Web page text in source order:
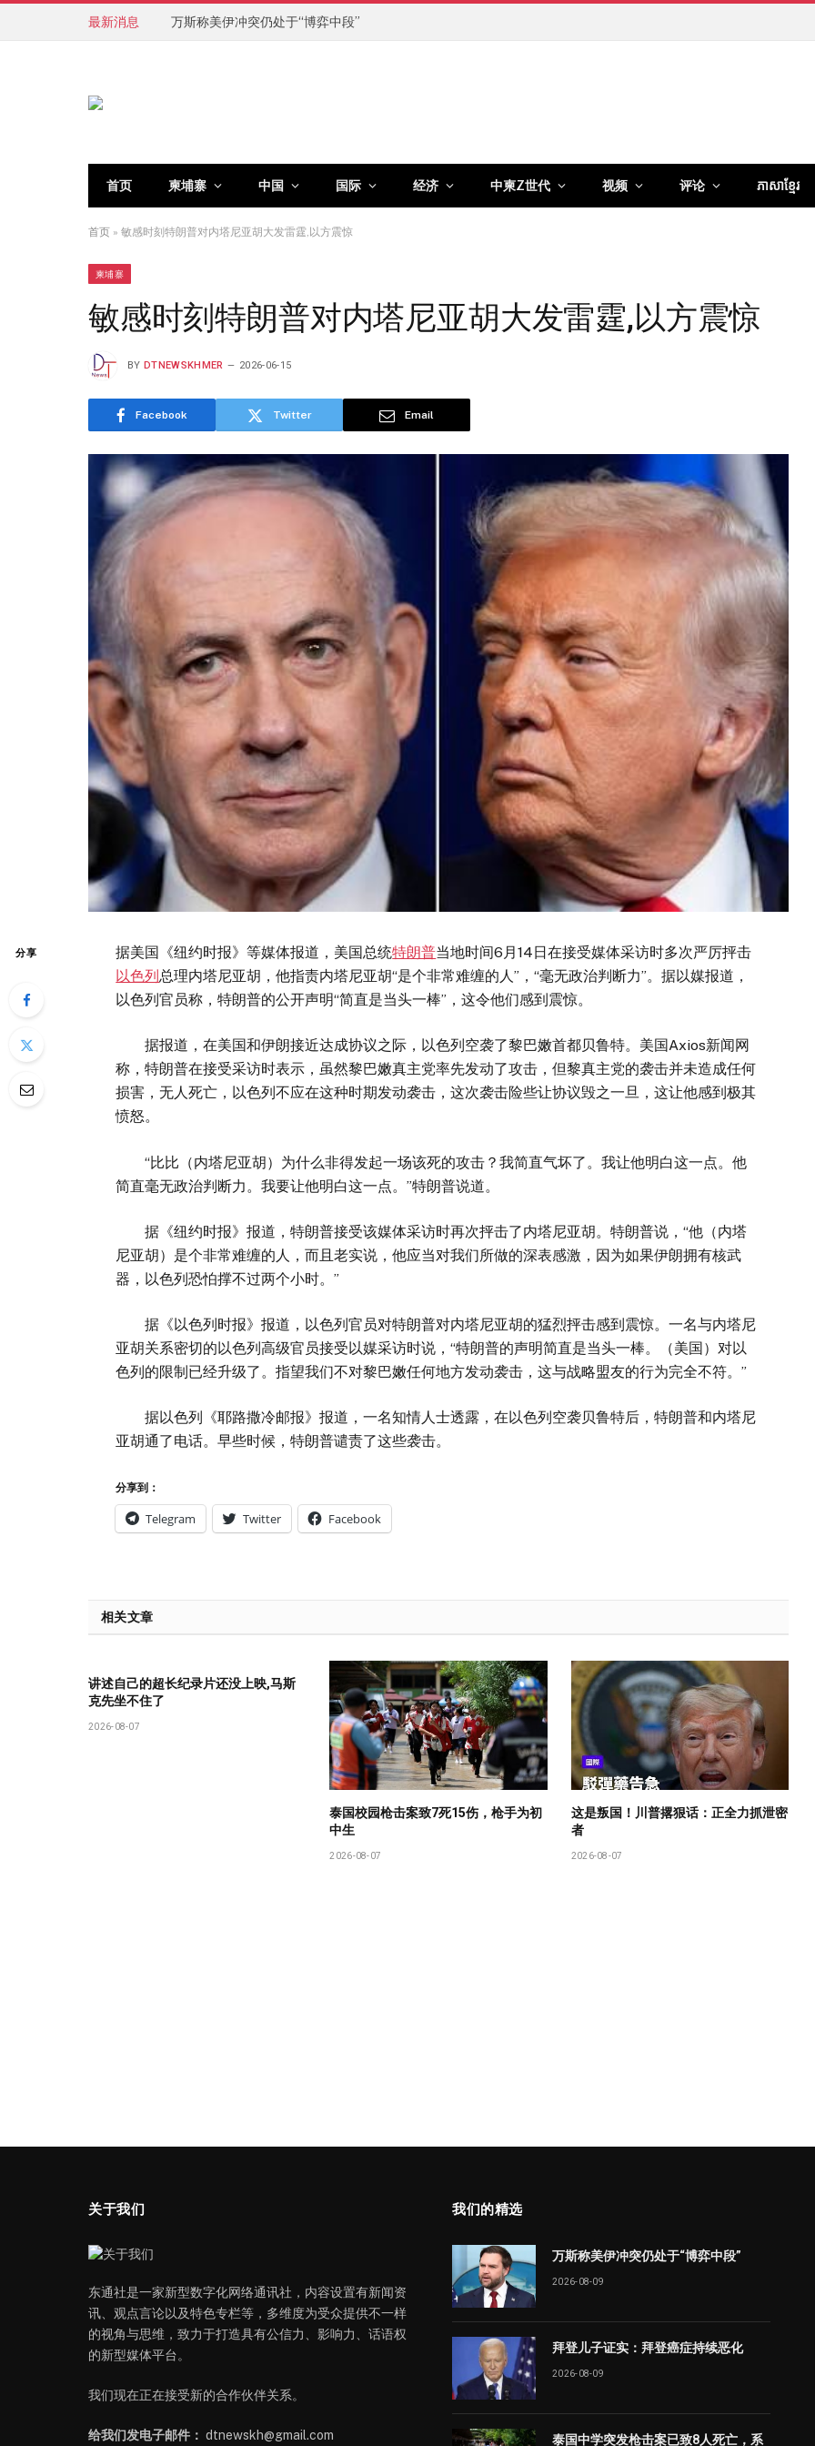
最新消息 万斯称美伊冲突仍处于“博弈中段”
首页 柬埔寨 中国 国际 经济 中柬Z世代 视频 评论 ភាសាខ្មែរ
首页 » 敏感时刻特朗普对内塔尼亚胡大发雷霆,以方震惊
柬埔寨
敏感时刻特朗普对内塔尼亚胡大发雷霆,以方震惊
BY DTNEWSKHMER 2026-06-15
Facebook Twitter Email
分享 据美国《纽约时报》等媒体报道，美国总统特朗普当地时间6月14日在接受媒体采访时多次严厉抨击
以色列总理内塔尼亚胡，他指责内塔尼亚胡“是个非常难缠的人”，“毫无政治判断力”。据以媒报道，
以色列官员称，特朗普的公开声明“简直是当头一棒”，这令他们感到震惊。
据报道，在美国和伊朗接近达成协议之际，以色列空袭了黎巴嫩首都贝鲁特。美国Axios新闻网
称，特朗普在接受采访时表示，虽然黎巴嫩真主党率先发动了攻击，但黎真主党的袭击并未造成任何
损害，无人死亡，以色列不应在这种时期发动袭击，这次袭击险些让协议毁之一旦，这让他感到极其
愤怒。
“比比（内塔尼亚胡）为什么非得发起一场该死的攻击？我简直气坏了。我让他明白这一点。他
简直毫无政治判断力。我要让他明白这一点。”特朗普说道。
据《纽约时报》报道，特朗普接受该媒体采访时再次抨击了内塔尼亚胡。特朗普说，“他（内塔
尼亚胡）是个非常难缠的人，而且老实说，他应当对我们所做的深表感激，因为如果伊朗拥有核武
器，以色列恐怕撑不过两个小时。”
据《以色列时报》报道，以色列官员对特朗普对内塔尼亚胡的猛烈抨击感到震惊。一名与内塔尼
亚胡关系密切的以色列高级官员接受以媒采访时说，“特朗普的声明简直是当头一棒。（美国）对以
色列的限制已经升级了。指望我们不对黎巴嫩任何地方发动袭击，这与战略盟友的行为完全不符。”
据以色列《耶路撒冷邮报》报道，一名知情人士透露，在以色列空袭贝鲁特后，特朗普和内塔尼
亚胡通了电话。早些时候，特朗普谴责了这些袭击。
分享到：
Telegram Twitter Facebook
相关文章
讲述自己的超长纪录片还没上映,马斯
克先坐不住了
2026-08-07
泰国校园枪击案致7死15伤，枪手为初
中生
2026-08-07
这是叛国！川普撂狠话：正全力抓泄密
者
2026-08-07
关于我们
东通社是一家新型数字化网络通讯社，内容设置有新闻资
讯、观点言论以及特色专栏等，多维度为受众提供不一样
的视角与思维，致力于打造具有公信力、影响力、话语权
的新型媒体平台。
我们现在正在接受新的合作伙伴关系。
给我们发电子邮件： dtnewskh@gmail.com
我们的精选
万斯称美伊冲突仍处于“博弈中段”
2026-08-09
拜登儿子证实：拜登癌症持续恶化
2026-08-09
泰国中学突发枪击案已致8人死亡，系